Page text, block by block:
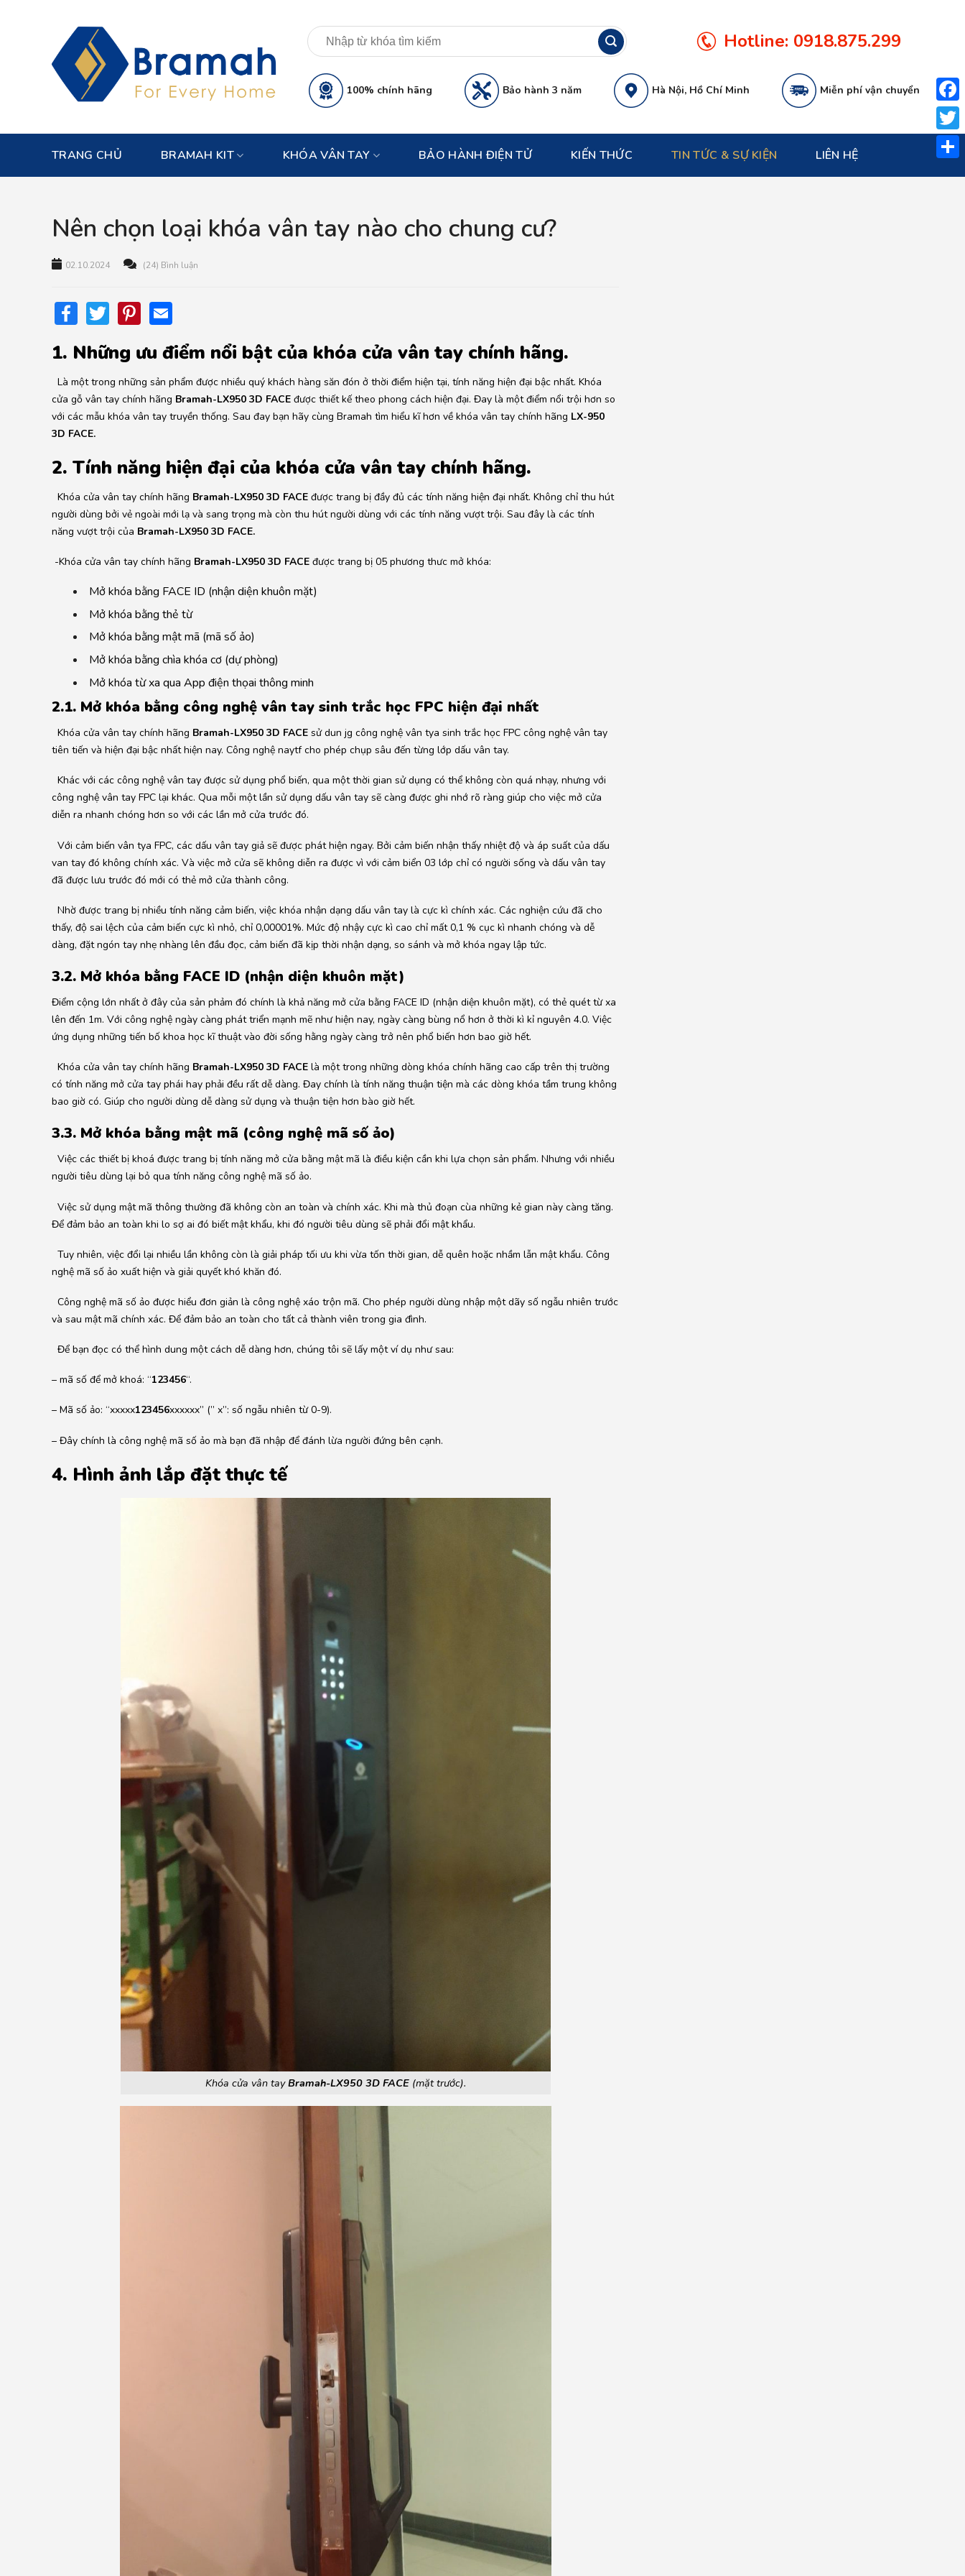
Hotline: 0918.875.299
100% chính hãng Bảo hành 3 năm Hà Nội, Hồ Chí Minh Miễn phí vận chuyển
TRANG CHỦ BRAMAH KIT KHÓA VÂN TAY BẢO HÀNH ĐIỆN TỬ KIẾN THỨC TIN TỨC & SỰ KIỆN LIÊN HỆ
Nên chọn loại khóa vân tay nào cho chung cư?
02.10.2024 (24) Bình luận
Facebook
TwitterPinterest
1. Những ưu điểm nổi bật của khóa cửa vân tay chính hãng.
Là một trong những sản phẩm được nhiều quý khách hàng săn đón ở thời điểm hiện tại, tính năng hiện đại bậc nhất. Khóa
cửa gỗ vân tay chính hãng Bramah-LX950 3D FACE được thiết kế theo phong cách hiện đại. Đay là một điểm nổi trội hơn so
với các mẫu khóa vân tay truyền thống. Sau đay bạn hãy cùng Bramah tìm hiểu kĩ hơn về khóa vân tay chính hãng LX-950
3D FACE.
2. Tính năng hiện đại của khóa cửa vân tay chính hãng.
Khóa cửa vân tay chính hãng Bramah-LX950 3D FACE được trang bị đầy đủ các tính năng hiện đại nhất. Không chỉ thu hút
người dùng bởi vẻ ngoài mới lạ và sang trọng mà còn thu hút người dùng với các tính năng vượt trội. Sau đây là các tính
năng vượt trội của Bramah-LX950 3D FACE.
-Khóa cửa vân tay chính hãng Bramah-LX950 3D FACE được trang bị 05 phương thưc mở khóa:
Mở khóa bằng FACE ID (nhận diện khuôn mặt)
Mở khóa bằng thẻ từ
Mở khóa bằng mật mã (mã số ảo)
Mở khóa bằng chìa khóa cơ (dự phòng)
Mở khóa từ xa qua App điện thọai thông minh
2.1. Mở khóa bằng công nghệ vân tay sinh trắc học FPC hiện đại nhất
Khóa cửa vân tay chính hãng Bramah-LX950 3D FACE sử dun jg công nghệ vân tya sinh trắc học FPC công nghệ vân tay
tiên tiến và hiện đại bậc nhất hiện nay. Công nghệ naytf cho phép chụp sâu đến từng lớp dấu vân tay.
Khác với các công nghệ vân tay được sử dụng phổ biến, qua một thời gian sử dụng có thể không còn quá nhạy, nhưng với
công nghệ vân tay FPC lại khác. Qua mỗi một lần sử dụng dấu vân tay sẽ càng được ghi nhớ rõ ràng giúp cho việc mở cửa
diễn ra nhanh chóng hơn so với các lần mở cửa trước đó.
Với cảm biến vân tya FPC, các dấu vân tay giả sẽ được phát hiện ngay. Bởi cảm biến nhận thấy nhiệt độ và áp suất của dấu
van tay đó không chính xác. Và việc mở cửa sẽ không diễn ra được vì với cảm biển 03 lớp chỉ có người sống và dấu vân tay
đã được lưu trước đó mới có thẻ mở cửa thành công.
Nhờ được trang bị nhiều tính năng cảm biến, việc khóa nhận dạng dấu vân tay là cực kì chính xác. Các nghiện cứu đã cho
thấy, độ sai lệch của cảm biến cực kì nhỏ, chỉ 0,00001%. Mức độ nhậy cực kì cao chỉ mất 0,1 % cục kì nhanh chóng và dễ
dàng, đặt ngón tay nhẹ nhàng lên đầu đọc, cảm biến đã kịp thời nhận dạng, so sánh và mở khóa ngay lập tức.
3.2. Mở khóa bằng FACE ID (nhận diện khuôn mặt)
Điểm cộng lớn nhất ở đây của sản phảm đó chính là khả năng mở cửa bằng FACE ID (nhận diện khuôn mặt), có thẻ quét từ xa
lên đến 1m. Với công nghệ ngày càng phát triển mạnh mẽ như hiện nay, ngày càng bùng nổ hơn ở thời kì kỉ nguyên 4.0. Việc
ứng dụng những tiến bố khoa học kĩ thuật vào đời sống hằng ngày càng trở nên phổ biến hơn bao giờ hết.
Khóa cửa vân tay chính hãng Bramah-LX950 3D FACE là một trong những dòng khóa chính hãng cao cấp trên thị trường
có tính năng mở cửa tay phái hay phải đều rất dễ dàng. Đay chính là tính năng thuận tiện mà các dòng khóa tầm trung không
bao giờ có. Giúp cho người dùng dễ dàng sử dụng và thuận tiện hơn bào giờ hết.
3.3. Mở khóa bằng mật mã (công nghệ mã số ảo)
Việc các thiết bị khoá được trang bị tính năng mở cửa bằng mật mã là điều kiện cần khi lựa chọn sản phẩm. Nhưng với nhiều
người tiêu dùng lại bỏ qua tính năng công nghệ mã số ảo.
Việc sử dụng mật mã thông thường đã không còn an toàn và chính xác. Khi mà thủ đoạn cùa những kẻ gian này càng tăng.
Để đảm bảo an toàn khi lo sợ ai đó biết mật khẩu, khi đó người tiêu dùng sẽ phải đổi mật khẩu.
Tuy nhiên, việc đổi lại nhiều lần không còn là giải pháp tối ưu khi vừa tốn thời gian, dễ quên hoặc nhầm lẫn mật khẩu. Công
nghệ mã số ảo xuất hiện và giải quyết khó khăn đó.
Công nghệ mã số ảo được hiểu đơn giản là công nghệ xáo trộn mã. Cho phép người dùng nhập một dãy số ngẫu nhiên trước
và sau mật mã chính xác. Để đảm bảo an toàn cho tất cả thành viên trong gia đình.
Để bạn đọc có thể hình dung một cách dễ dàng hơn, chúng tôi sẽ lấy một ví dụ như sau:
– mã số để mở khoá: “123456“.
– Mã số ảo: “xxxxx123456xxxxxx” (” x”: số ngẫu nhiên từ 0-9).
– Đây chính là công nghệ mã số ảo mà bạn đã nhập để đánh lừa người đứng bên cạnh.
4. Hình ảnh lắp đặt thực tế
Khóa cửa vân tayBramah-LX950 3D FACE(mặt trước).